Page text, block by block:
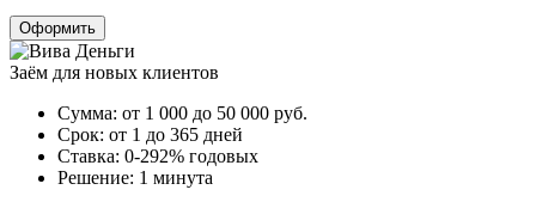
Оформить
Заём для новых клиентов
Сумма: от 1 000 до 50 000 руб.
Срок: от 1 до 365 дней
Ставка: 0-292% годовых
Решение: 1 минута